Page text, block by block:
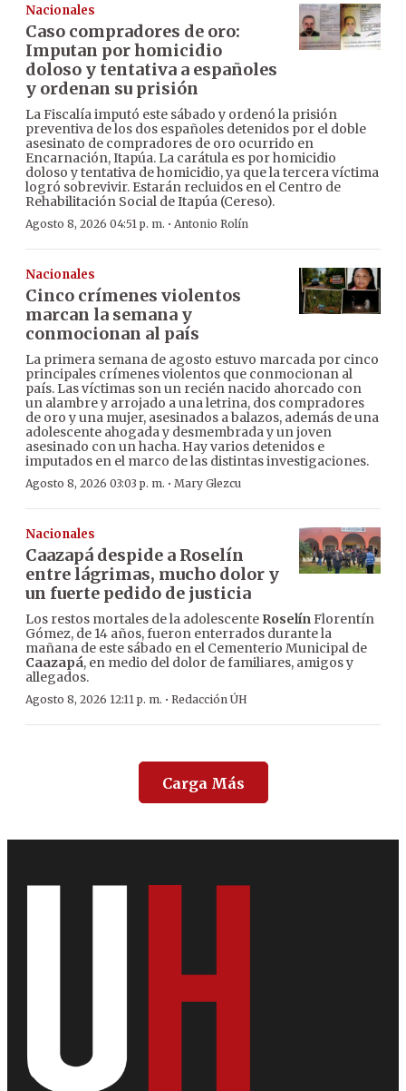
Nacionales
Caso compradores de oro:
Imputan por homicidio
doloso y tentativa a españoles
y ordenan su prisión
La Fiscalía imputó este sábado y ordenó la prisión
preventiva de los dos españoles detenidos por el doble
asesinato de compradores de oro ocurrido en
Encarnación, Itapúa. La carátula es por homicidio
doloso y tentativa de homicidio, ya que la tercera víctima
logró sobrevivir. Estarán recluidos en el Centro de
Rehabilitación Social de Itapúa (Cereso).
Agosto 8, 2026 04:51 p. m. · Antonio Rolín
Nacionales
Cinco crímenes violentos
marcan la semana y
conmocionan al país
La primera semana de agosto estuvo marcada por cinco
principales crímenes violentos que conmocionan al
país. Las víctimas son un recién nacido ahorcado con
un alambre y arrojado a una letrina, dos compradores
de oro y una mujer, asesinados a balazos, además de una
adolescente ahogada y desmembrada y un joven
asesinado con un hacha. Hay varios detenidos e
imputados en el marco de las distintas investigaciones.
Agosto 8, 2026 03:03 p. m. · Mary Glezcu
Nacionales
Caazapá despide a Roselín
entre lágrimas, mucho dolor y
un fuerte pedido de justicia
Los restos mortales de la adolescente RoselínFlorentín
Gómez, de 14 años, fueron enterrados durante la
mañana de este sábado en el Cementerio Municipal de
Caazapá, en medio del dolor de familiares, amigos y
allegados.
Agosto 8, 2026 12:11 p. m. · Redacción ÚH
Carga Más